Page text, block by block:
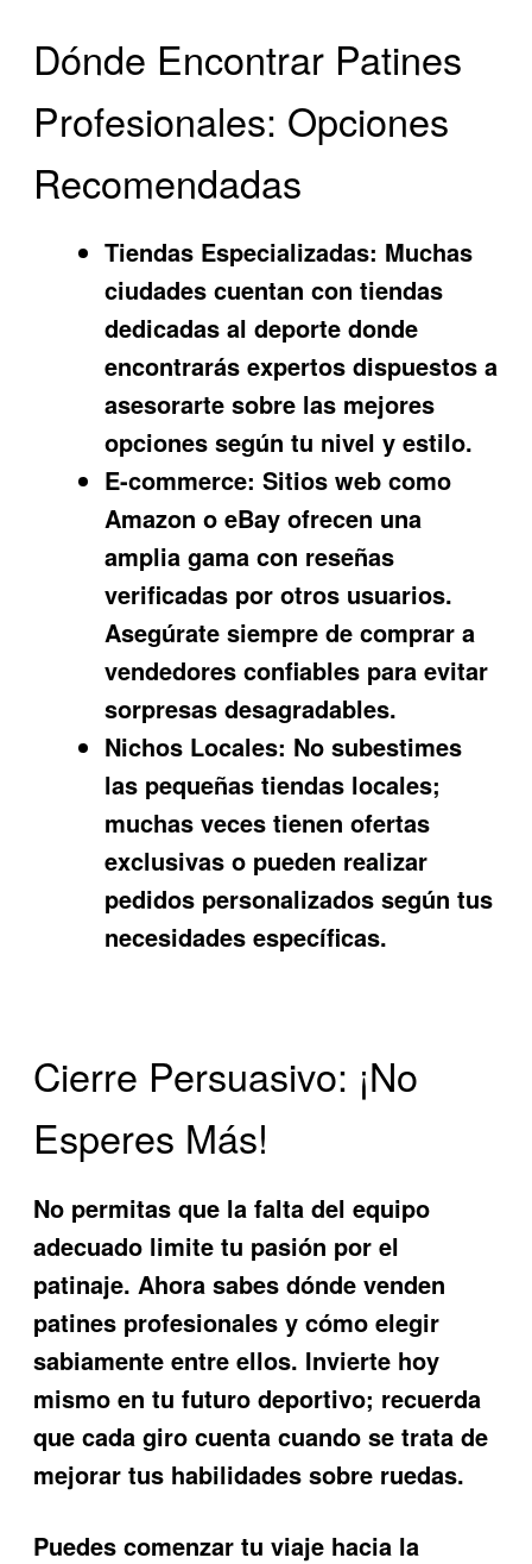
Dónde Encontrar Patines
Profesionales: Opciones
Recomendadas
Tiendas Especializadas: Muchas
ciudades cuentan con tiendas
dedicadas al deporte donde
encontrarás expertos dispuestos a
asesorarte sobre las mejores
opciones según tu nivel y estilo.
E-commerce: Sitios web como
Amazon o eBay ofrecen una
amplia gama con reseñas
verificadas por otros usuarios.
Asegúrate siempre de comprar a
vendedores confiables para evitar
sorpresas desagradables.
Nichos Locales: No subestimes
las pequeñas tiendas locales;
muchas veces tienen ofertas
exclusivas o pueden realizar
pedidos personalizados según tus
necesidades específicas.
Cierre Persuasivo: ¡No
Esperes Más!
No permitas que la falta del equipo
adecuado limite tu pasión por el
patinaje. Ahora sabes dónde venden
patines profesionales y cómo elegir
sabiamente entre ellos. Invierte hoy
mismo en tu futuro deportivo; recuerda
que cada giro cuenta cuando se trata de
mejorar tus habilidades sobre ruedas.
Puedes comenzar tu viaje hacia la